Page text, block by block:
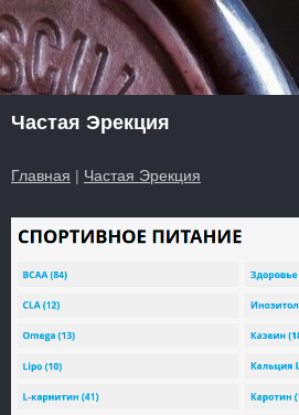
Частая Эрекция
Главная | Частая Эрекция